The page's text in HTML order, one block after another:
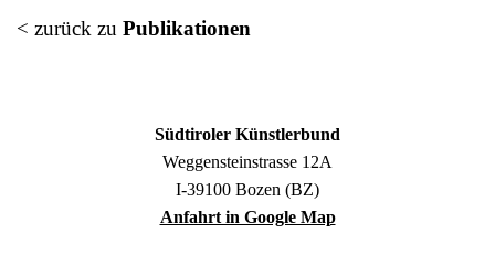
< zurück zu Publikationen
Südtiroler Künstlerbund
Weggensteinstrasse 12A
I-39100 Bozen (BZ)
Anfahrt in Google Map